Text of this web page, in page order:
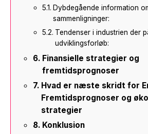
Dybdegående information
sammenligninger:
Tendenser i industrien der
udviklingsforløb:
Finansielle strategier og
fremtidsprognoser
Hvad er næste skridt for
Fremtidsprognoser og
strategier
Konklusion